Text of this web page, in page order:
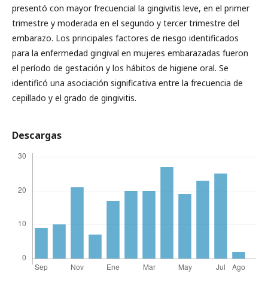
presentó con mayor frecuencial la gingivitis leve, en el primer
trimestre y moderada en el segundo y tercer trimestre del
embarazo. Los principales factores de riesgo identificados
para la enfermedad gingival en mujeres embarazadas fueron
el período de gestación y los hábitos de higiene oral. Se
identificó una asociación significativa entre la frecuencia de
cepillado y el grado de gingivitis.
Descargas